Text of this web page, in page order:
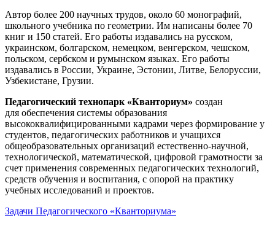
Автор более 200 научных трудов, около 60 монографий,
школьного учебника по геометрии. Им написаны более 70
книг и 150 статей. Его работы издавались на русском,
украинском, болгарском, немецком, венгерском, чешском,
польском, сербском и румынском языках. Его работы
издавались в России, Украине, Эстонии, Литве, Белоруссии,
Узбекистане, Грузии.
Педагогический технопарк «Кванториум» создан
для обеспечения системы образования
высококвалифицированными кадрами через формирование у
студентов, педагогических работников и учащихся
общеобразовательных организаций естественно-научной,
технологической, математической, цифровой грамотности за
счет применения современных педагогических технологий,
средств обучения и воспитания, с опорой на практику
учебных исследований и проектов.
Задачи Педагогического «Кванториума»